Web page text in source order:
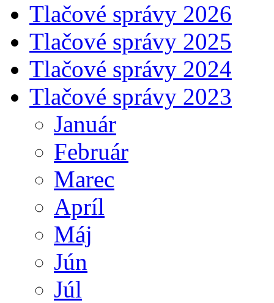
Tlačové správy 2026
Tlačové správy 2025
Tlačové správy 2024
Tlačové správy 2023
Január
Február
Marec
Apríl
Máj
Jún
Júl